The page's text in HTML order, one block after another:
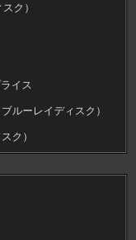
ク）
イス
ルーレイディスク）
ク）